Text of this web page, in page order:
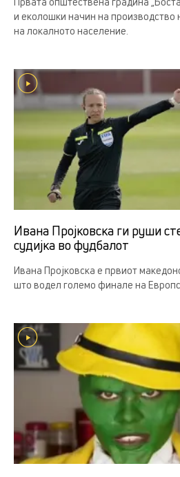
и еколошки начин на производство
на локалното население.
Ивана Пројковска ги руши
судијка во фудбалот
Ивана Пројковска е првиот
што водел големо финале на